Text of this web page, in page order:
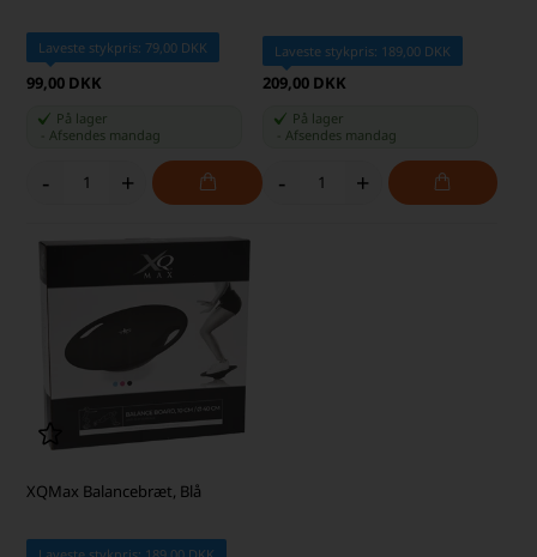
Laveste stykpris: 79,00 DKK
99,00 DKK
På lager
Afsendes mandag
- +
Laveste stykpris: 189,00 DKK
209,00 DKK
På lager
Afsendes mandag
- +
XQMax Balancebræt, Blå